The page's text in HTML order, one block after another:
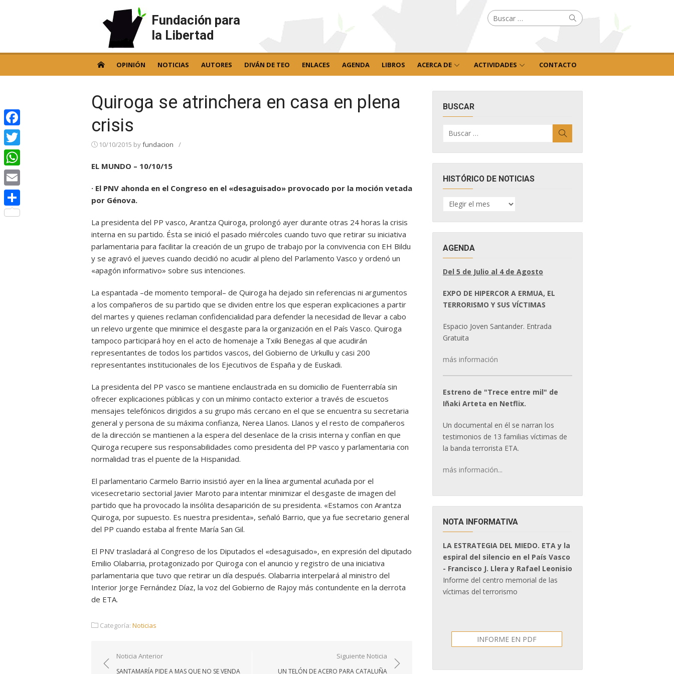
Fundación para
la Libertad
Buscar
por: Buscar
OPINIÓN NOTICIAS AUTORES DIVÁN DE TEO ENLACES AGENDA LIBROS ACERCA DE ACTIVIDADES CONTACTO
Quiroga se atrinchera en casa en plena
crisis
10/10/2015 byfundacion /
EL MUNDO – 10/10/15
· El PNV ahonda en el Congreso en el «desaguisado» provocado por la moción vetada
por Génova.
La presidenta del PP vasco, Arantza Quiroga, prolongó ayer durante otras 24 horas la crisis
interna en su partido. Ésta se inició el pasado miércoles cuando tuvo que retirar su iniciativa
parlamentaria para facilitar la creación de un grupo de trabajo por la convivencia con EH Bildu
y se agravó el jueves cuando decidió no acudir al pleno del Parlamento Vasco y ordenó un
«apagón informativo» sobre sus intenciones.
La espantada –de momento temporal– de Quiroga ha dejado sin referencias ni argumentos
a los compañeros de su partido que se dividen entre los que esperan explicaciones a partir
del martes y quienes reclaman confidencialidad para defender la necesidad de llevar a cabo
un relevo urgente que minimice el desgaste para la organización en el País Vasco. Quiroga
tampoco participará hoy en el acto de homenaje a Txiki Benegas al que acudirán
representantes de todos los partidos vascos, del Gobierno de Urkullu y casi 200
representantes institucionales de los Ejecutivos de España y de Euskadi.
La presidenta del PP vasco se mantiene enclaustrada en su domicilio de Fuenterrabía sin
ofrecer explicaciones públicas y con un mínimo contacto exterior a través de escuetos
mensajes telefónicos dirigidos a su grupo más cercano en el que se encuentra su secretaria
general y persona de su máxima confianza, Nerea Llanos. Llanos y el resto de compañeros
de la dirección se mantienen a la espera del desenlace de la crisis interna y confían en que
Quiroga recupere sus responsabilidades como presidenta del PP vasco y parlamentaria con
normalidad tras el puente de la Hispanidad.
El parlamentario Carmelo Barrio insistió ayer en la línea argumental acuñada por el
vicesecretario sectorial Javier Maroto para intentar minimizar el desgaste de imagen del
partido que ha provocado la insólita desaparición de su presidenta. «Estamos con Arantza
Quiroga, por supuesto. Es nuestra presidenta», señaló Barrio, que ya fue secretario general
del PP cuando estaba al frente María San Gil.
El PNV trasladará al Congreso de los Diputados el «desaguisado», en expresión del diputado
Emilio Olabarria, protagonizado por Quiroga con el anuncio y registro de una iniciativa
parlamentaria que tuvo que retirar un día después. Olabarria interpelará al ministro del
Interior Jorge Fernández Díaz, la voz del Gobierno de Rajoy más contundente en la derrota
de ETA.
Categoría: Noticias
Navegación
de
Noticia Anterior
SANTAMARÍA PIDE A MAS QUE NO SE VENDA
Siguiente Noticia
UN TELÓN DE ACERO PARA CATALUÑA
BUSCAR
por:
HISTÓRICO DE NOTICIAS
HISTÓRICO
DE
AGENDA
Del 5 de Julio al 4 de Agosto
EXPO DE HIPERCOR A ERMUA, EL
TERRORISMO Y SUS VÍCTIMAS
Espacio Joven Santander. Entrada
Gratuita
más información
Estreno de "Trece entre mil" de
Iñaki Arteta en Netflix.
Un documental en él se narran los
testimonios de 13 familias víctimas de
la banda terrorista ETA.
más información...
NOTA INFORMATIVA
LA ESTRATEGIA DEL MIEDO. ETA y la
espiral del silencio en el País Vasco
- Francisco J. Llera y Rafael Leonisio
Informe del centro memorial de las
víctimas del terrorismo
INFORME EN PDF
Facebook
Twitter
WhatsApp
Email
Compartir